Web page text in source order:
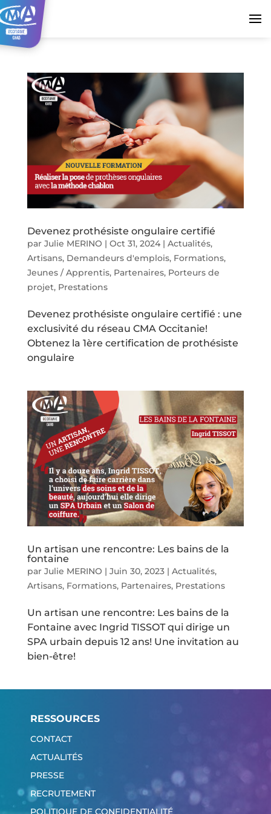
Devenez prothésiste ongulaire certifié
par Julie MERINO | Oct 31, 2024| Actualités,
Artisans, Demandeurs d'emplois, Formations,
Jeunes / Apprentis, Partenaires, Porteurs de
projet, Prestations
Devenez prothésiste ongulaire certifié : une
exclusivité du réseau CMA Occitanie!
Obtenez la 1ère certification de prothésiste
ongulaire
Un artisan une rencontre: Les bains de la
fontaine
par Julie MERINO | Juin 30, 2023| Actualités,
Artisans, Formations, Partenaires, Prestations
Un artisan une rencontre: Les bains de la
Fontaine avec Ingrid TISSOT qui dirige un
SPA urbain depuis 12 ans! Une invitation au
bien-être!
RESSOURCES
CONTACT
ACTUALITÉS
PRESSE
RECRUTEMENT
POLITIQUE DE CONFIDENTIALITÉ